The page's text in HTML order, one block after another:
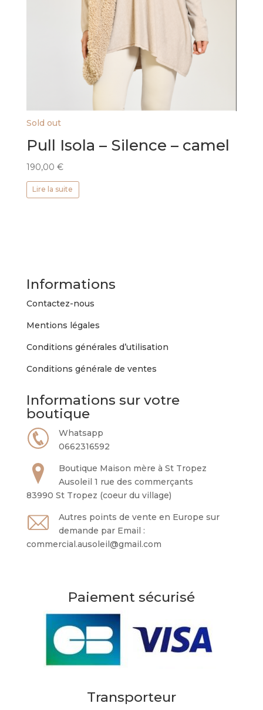
Sold out
Pull Isola – Silence – camel
190,00 €
Lire la suite
Informations
Contactez-nous
Mentions légales
Conditions générales d’utilisation
Conditions générale de ventes
Informations sur votre
boutique
Whatsapp
0662316592
Boutique Maison mère à St Tropez
Ausoleil 1 rue des commerçants
83990 St Tropez (coeur du village)
Autres points de vente en Europe sur
demande par Email :
commercial.ausoleil@gmail.com
Paiement sécurisé
Transporteur